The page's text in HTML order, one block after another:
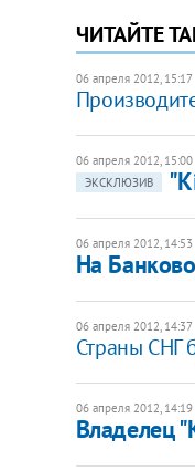
ЧИТАЙТЕ
06 апреля 2012, 15:17
06 апреля 2012, 15:00
ЭКСКЛЮЗИВ
06 апреля 2012, 14:53
На
06 апреля 2012, 14:37
Страны СНГ
06 апреля 2012, 14:19
Владелец